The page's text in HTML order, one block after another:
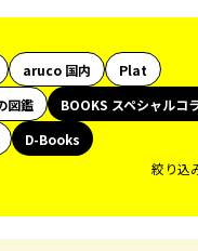
aruco 国内
Plat
図鑑
BOOKS スペシャルコ
D-Books
絞り込